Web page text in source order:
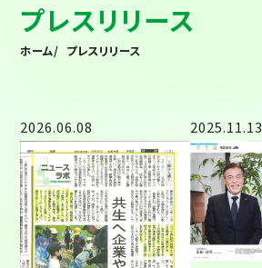
プレスリリース
ホーム/ プレスリリース
2026.06.08 2025.11.13